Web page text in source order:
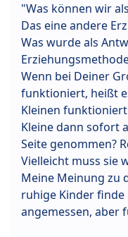
"Was können wir
Das eine andere
Was wurde als
Wenn bei Deiner
funktioniert, heißt
Kleinen
Kleine dann sofort
Seite genommen?
Vielleicht muss sie
Meine Meinung zu
ruhige Kinder
angemessen, aber